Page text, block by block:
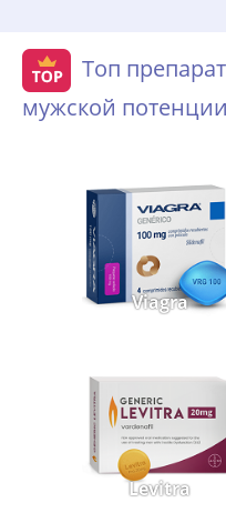
Топ
мужской потенции
Viagra
Levitra